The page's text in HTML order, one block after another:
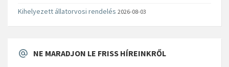
Kihelyezett állatorvosi rendelés 2026-08-03
NE MARADJON LE FRISS HÍREINKRŐL